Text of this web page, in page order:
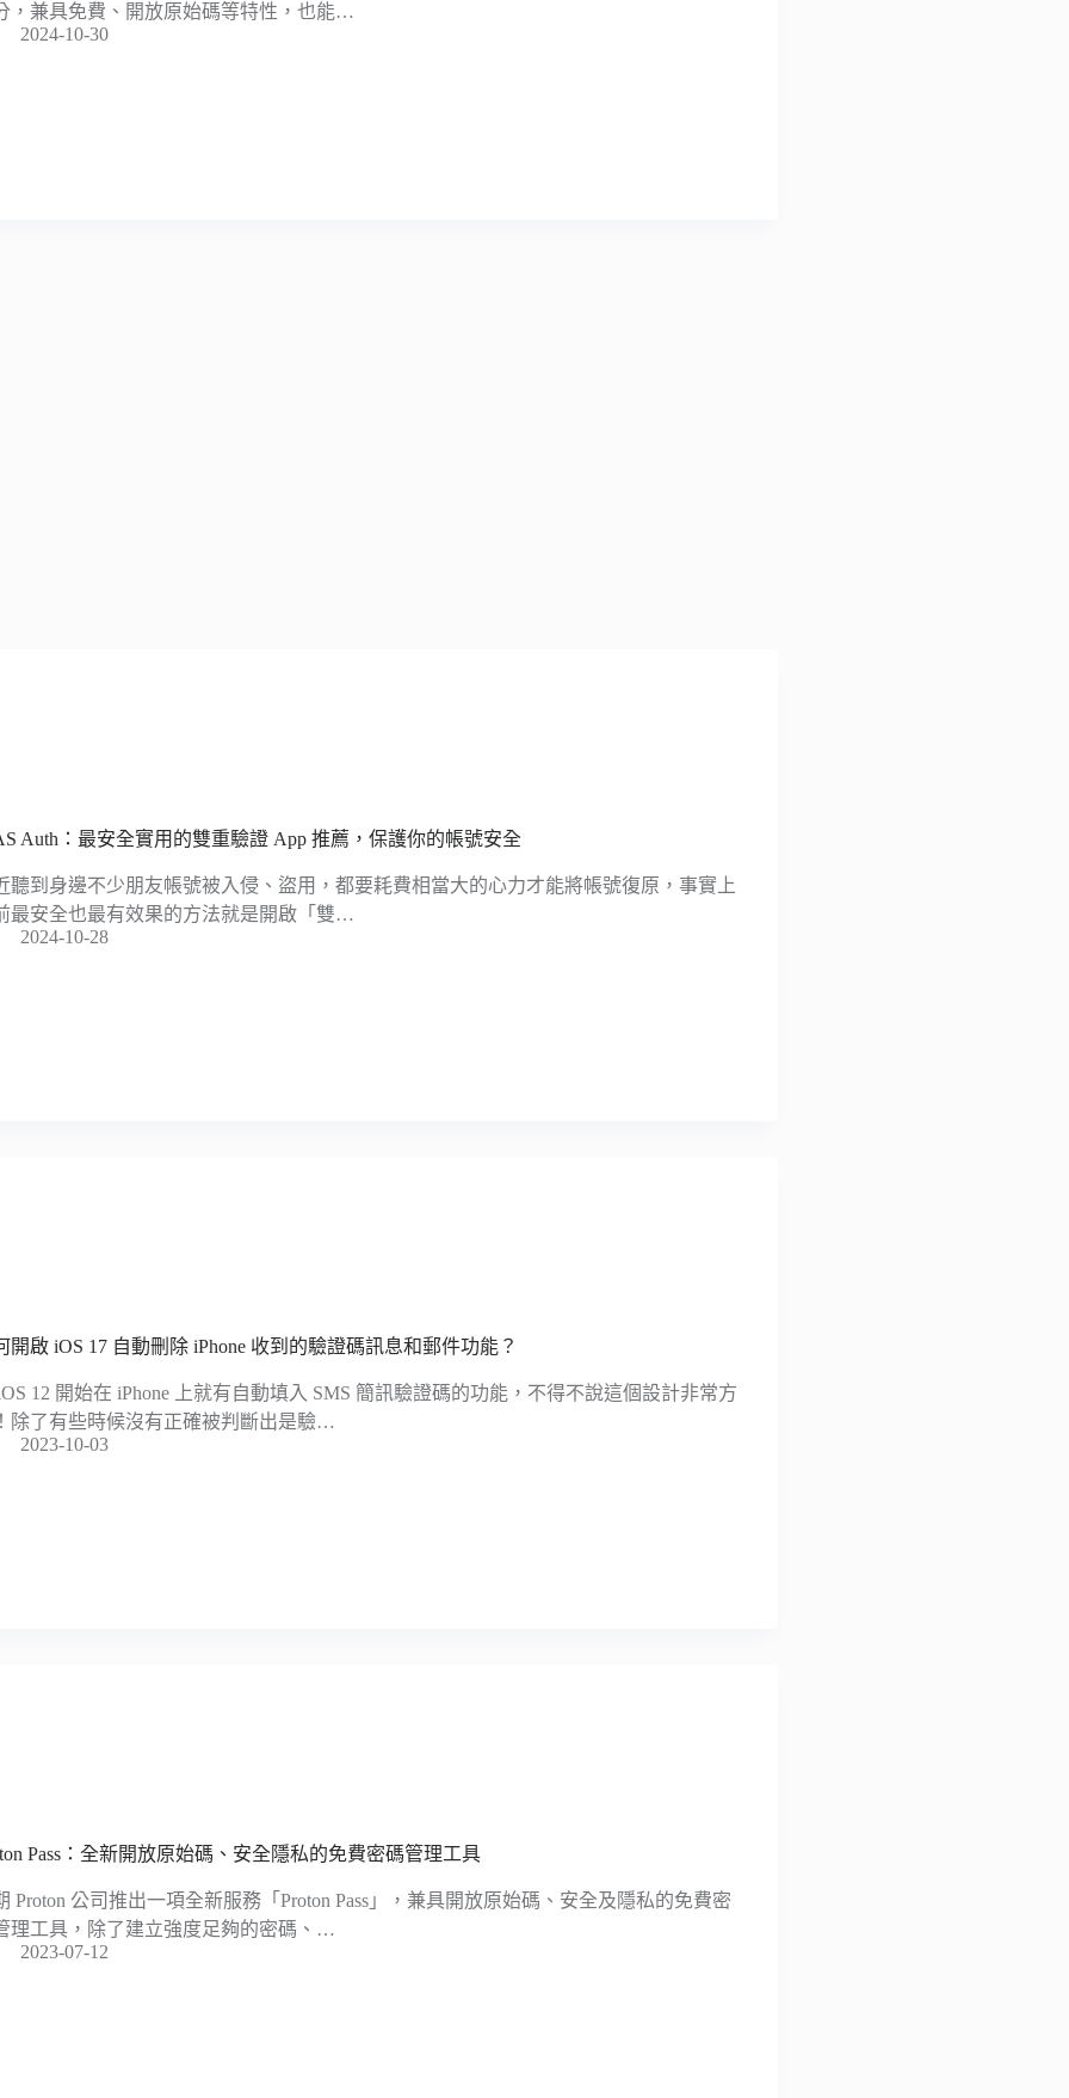
，兼具免費、開放原始碼等特性，也能…
2024-10-30
Auth：最安全實用的雙重驗證 App 推薦，保護你的帳號安全
聽到身邊不少朋友帳號被入侵、盜用，都要耗費相當大的心力才能將帳號復原，事實上
最安全也最有效果的方法就是開啟「雙…
2024-10-28
開啟 iOS 17 自動刪除 iPhone 收到的驗證碼訊息和郵件功能？
12 開始在 iPhone 上就有自動填入 SMS 簡訊驗證碼的功能，不得不說這個設計非常方
除了有些時候沒有正確被判斷出是驗…
2023-10-03
Pass：全新開放原始碼、安全隱私的免費密碼管理工具
Proton 公司推出一項全新服務「Proton Pass」，兼具開放原始碼、安全及隱私的免費密
理工具，除了建立強度足夠的密碼、…
2023-07-12